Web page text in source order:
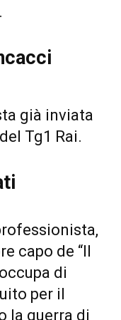
già inviata
Tg1 Rai.
capo de “Il
di
per il
la guerra di